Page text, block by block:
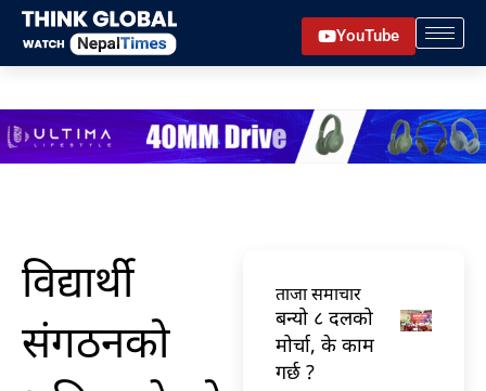
Skip
content
YouTube
विद्यार्थी
संगठनको
ताजा समाचार
बन्यो ८ दलको
मोर्चा, के काम
गर्छ ?